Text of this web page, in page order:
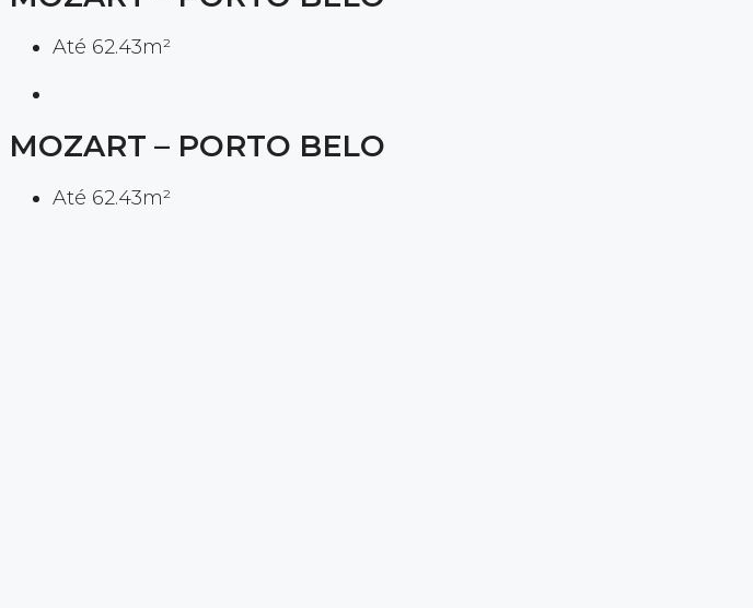
Até 62.43m²
MOZART – PORTO BELO
Até 62.43m²